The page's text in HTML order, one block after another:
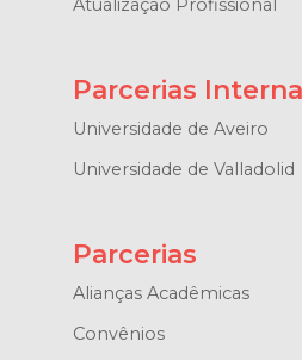
Atualização Profissional
Parcerias
Universidade de Aveiro
Universidade de Valladolid
Parcerias
Alianças Acadêmicas
Convênios